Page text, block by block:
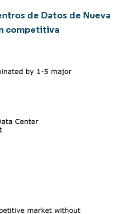
de Datos de Nueva
competitiva